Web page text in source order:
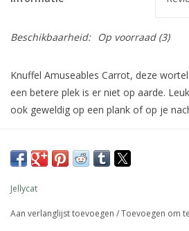
Beschikbaarheid: Op voorraad(3)
Knuffel Amuseables Carrot, deze
een betere plek is er niet op aarde.
ook geweldig op een plank of op je
Materiaal: 100% polyester
Details: geschikt vanaf 12 maanden.
Jellycat
Aan verlanglijst toevoegen /Toevoegen om